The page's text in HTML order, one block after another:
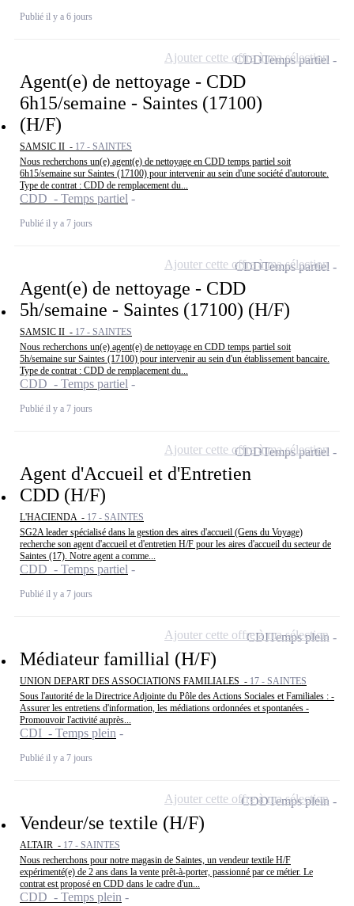
Publié il y a 6 jours
Agent(e) de nettoyage - CDD
6h15/semaine - Saintes (17100)
(H/F)
SAMSIC II - 17 - SAINTES
Nous recherchons un(e) agent(e) de nettoyage en CDD temps partiel soit
6h15/semaine sur Saintes (17100) pour intervenir au sein d'une société d'autoroute.
Type de contrat : CDD de remplacement du...
CDD - Temps partiel
Publié il y a 7 jours
CDDTemps partiel
Ajouter cette offre à ma sélection
Agent(e) de nettoyage - CDD
5h/semaine - Saintes (17100) (H/F)
SAMSIC II - 17 - SAINTES
Nous recherchons un(e) agent(e) de nettoyage en CDD temps partiel soit
5h/semaine sur Saintes (17100) pour intervenir au sein d'un établissement bancaire.
Type de contrat : CDD de remplacement du...
CDD - Temps partiel
Publié il y a 7 jours
CDDTemps partiel
Ajouter cette offre à ma sélection
Agent d'Accueil et d'Entretien
CDD (H/F)
L'HACIENDA - 17 - SAINTES
SG2A leader spécialisé dans la gestion des aires d'accueil (Gens du Voyage)
recherche son agent d'accueil et d'entretien H/F pour les aires d'accueil du secteur de
Saintes (17). Notre agent a comme...
CDD - Temps partiel
Publié il y a 7 jours
CDDTemps partiel
Ajouter cette offre à ma sélection
Médiateur famillial (H/F)
UNION DEPART DES ASSOCIATIONS FAMILIALES - 17 - SAINTES
Sous l'autorité de la Directrice Adjointe du Pôle des Actions Sociales et Familiales : -
Assurer les entretiens d'information, les médiations ordonnées et spontanées -
Promouvoir l'activité auprès...
CDI - Temps plein
Publié il y a 7 jours
CDITemps plein
Ajouter cette offre à ma sélection
Vendeur/se textile (H/F)
ALTAIR - 17 - SAINTES
Nous recherchons pour notre magasin de Saintes, un vendeur textile H/F
expérimenté(e) de 2 ans dans la vente prêt-à-porter, passionné par ce métier. Le
contrat est proposé en CDD dans le cadre d'un...
CDD - Temps plein
CDDTemps plein
Ajouter cette offre à ma sélection